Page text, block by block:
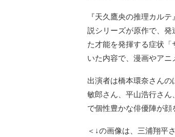
『天久鷹央の推理カル
説シリーズが原作で、
た才能を発揮する症状
いた内容で、漫画やアニ
出演者は橋本環奈さん
敏郎さん、平山浩行さん
で個性豊かな俳優陣が顔
＜↓の画像は、三浦翔平